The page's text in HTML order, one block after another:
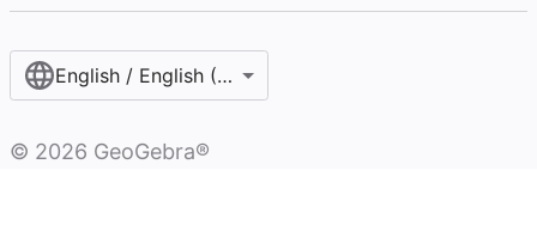
English / English (United States)
© 2026 GeoGebra®